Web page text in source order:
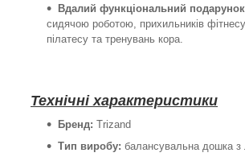
Вдалий функціональний
сидячою роботою, прихильників
пілатесу та тренувань кора.
Технічні характеристики
Бренд: Trizand
Тип виробу: балансувальна дошка з